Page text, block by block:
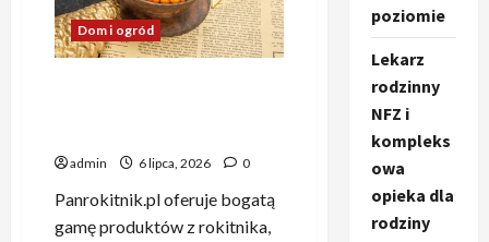
Dom i ogród
admin 6 lipca, 2026 0
Panrokitnik.pl oferuje bogatą
gamę produktów z rokitnika,
poziomie
Lekarz
rodzinny
NFZ i
kompleks
owa
opieka dla
rodziny